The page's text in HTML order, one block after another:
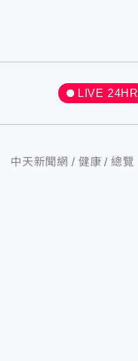
LIVE 24HR
中天新聞網 健康 總覽